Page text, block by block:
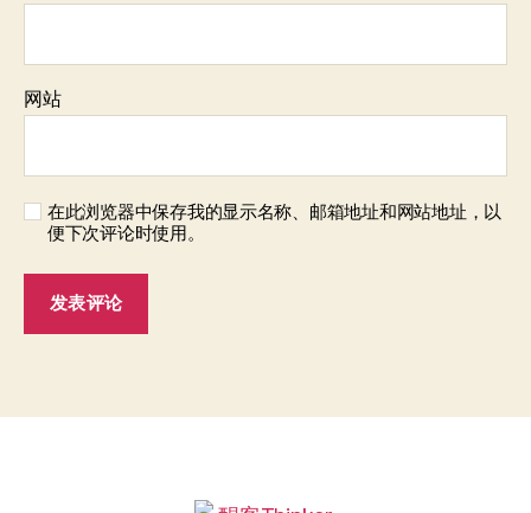
网站
在此浏览器中保存我的显示名称、邮箱地址和网站地址，以
便下次评论时使用。